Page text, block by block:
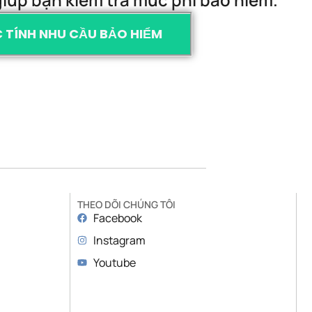
TÍNH NHU CẦU BẢO HIỂM
THEO DÕI CHÚNG TÔI
Facebook
Instagram
Youtube